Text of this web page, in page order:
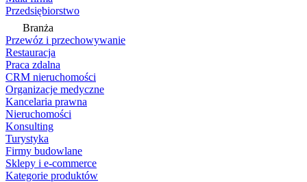
Przedsiębiorstwo
Branża
Przewóz i przechowywanie
Restauracja
Praca zdalna
CRM nieruchomości
Organizacje medyczne
Kancelaria prawna
Nieruchomości
Konsulting
Turystyka
Firmy budowlane
Sklepy i e-commerce
Kategorie produktów